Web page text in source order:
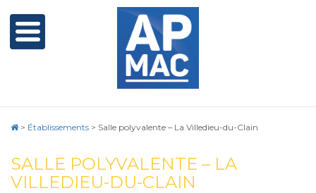
> Établissements > Salle polyvalente – La Villedieu-du-Clain
SALLE POLYVALENTE – LA
VILLEDIEU-DU-CLAIN